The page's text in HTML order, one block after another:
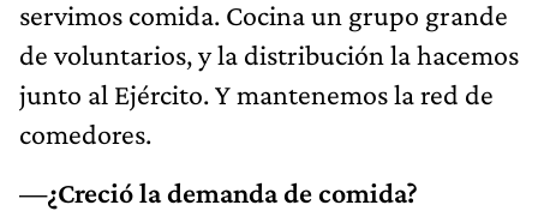
servimos comida. Cocina un grupo grande
de voluntarios, y la distribución la hacemos
junto al Ejército. Y mantenemos la red de
comedores.
—¿Creció la demanda de comida?